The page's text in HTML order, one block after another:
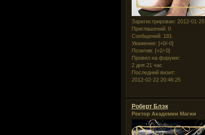
Зарегистрирован: 2012-01-25
Приглашений: 0
Сообщений: 181
Уважение: [+0/-0]
Позитив: [+2/-0]
Провел на форуме:
2 дня 21 час
Последний визит:
2012-02-22 20:46:25
Роберт Блэк
Ректор Академии Магии